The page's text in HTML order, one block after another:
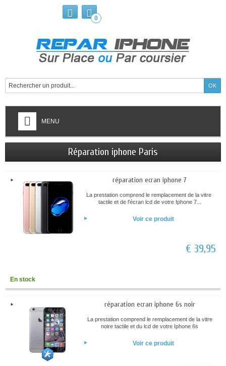
0
MENU
Réparation iphone Paris
réparation ecran iphone 7
La prestation comprend le remplacement de la vitre
tactile et de l'écran lcd de votre Iphone 7...
Voir ce produit
€ 39,95
En stock
réparation ecran iphone 6s noir
La prestation comprend le remplacement de la vitre
noire tactile et du lcd de votre Iphone 6s
Voir ce produit